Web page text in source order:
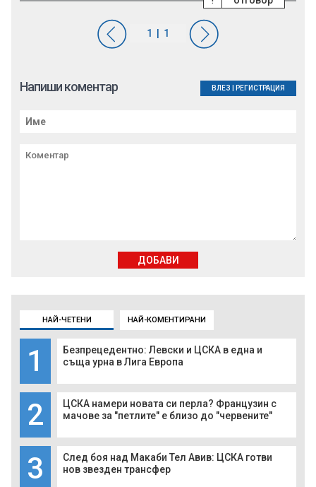
НАЙ-ЧЕТЕНИ НАЙ-КОМЕНТИРАНИ
1
Безпрецедентно: Левски и ЦСКА в една и
съща урна в Лига Европа
2
ЦСКА намери новата си перла? Французин с
мачове за "петлите" е близо до "червените"
3
След боя над Макаби Тел Авив: ЦСКА готви
нов звезден трансфер
Напиши коментар ВЛЕЗ РЕГИСТРАЦИЯ
ДОБАВИ